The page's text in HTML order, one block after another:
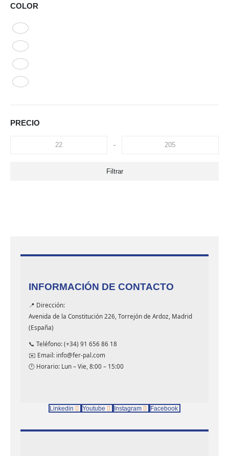
COLOR
PRECIO
-
Filtrar
INFORMACIÓN DE CONTACTO
📍 Dirección:
Avenida de la Constitución 226, Torrejón de Ardoz, Madrid
(España)
📞 Teléfono: (+34) 91 656 86 18
✉️ Email: info@fer-pal.com
🕐 Horario: Lun – Vie, 8:00 – 15:00
Linkedin Youtube Instagram Facebook